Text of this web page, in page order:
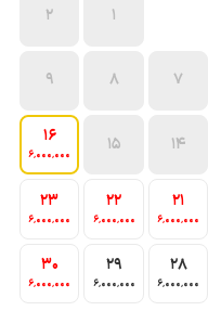
1
2
7
8
9
14
15
16
6٬000٬000
21
6٬000٬000
22
6٬000٬000
23
6٬000٬000
28
6٬000٬000
29
6٬000٬000
30
6٬000٬000